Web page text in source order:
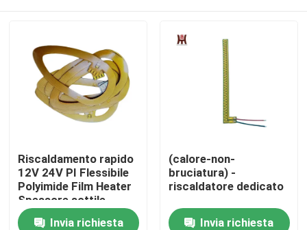
Casa
Prodotti
Riscaldamento rapido
12V 24V PI Flessibile
Polyimide Film Heater
Spessore sottile
elemento
Invia richiesta
(calore-non-
bruciatura) -
riscaldatore dedicato
Invia richiesta